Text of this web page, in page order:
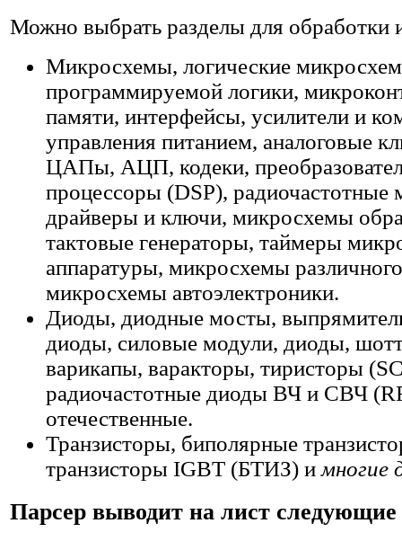
Можно выбрать разделы для обработки
Микросхемы, логические
программируемой логики,
памяти, интерфейсы, усилители и
управления питанием, аналоговые
ЦАПы, АЦП, кодеки,
процессоры (DSP),
драйверы и ключи, микросхемы
тактовые генераторы, таймеры
аппаратуры, микросхемы
микросхемы автоэлектроники.
Диоды, диодные мосты,
диоды, силовые модули, диоды,
варикапы, варакторы, тиристоры
радиочастотные диоды ВЧ и СВЧ
отечественные.
Транзисторы, биполярные
транзисторы IGBT (БТИЗ) имногие
Парсер выводит на лист